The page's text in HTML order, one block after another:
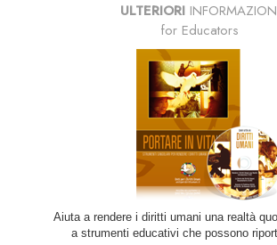
ULTERIORI
for Educators
Aiuta a rendere i diritti umani una realtà
a strumenti educativi che possono